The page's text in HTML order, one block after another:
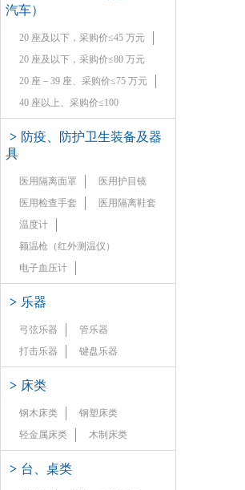
汽车）
20 座及以下，采购价≤45 万元
20 座及以下，采购价≤80 万元
20 座－39 座、采购价≤75 万元
40 座以上、采购价≤100
> 防疫、防护卫生装备及器
具
医用隔离面罩
医用护目镜
医用检查手套
医用隔离鞋套
温度计
额温枪（红外测温仪）
电子血压计
> 乐器
弓弦乐器
管乐器
打击乐器
键盘乐器
> 床类
钢木床类
钢塑床类
轻金属床类
木制床类
> 台、桌类